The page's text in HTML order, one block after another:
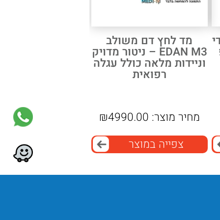
מד לחץ דם משולב
EDAN M3 – ניטור מדויק
וניידות מלאה כולל עגלה
רפואית
מחיר מוצר: ₪4990.00
צפייה במוצר